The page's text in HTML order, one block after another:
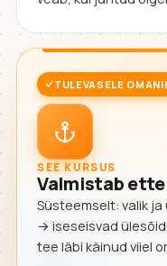
TULEVASELE
SEE KURSUS
Valmistab
Süsteemselt: valik
→ iseseisvad
tee läbi käinud viiel